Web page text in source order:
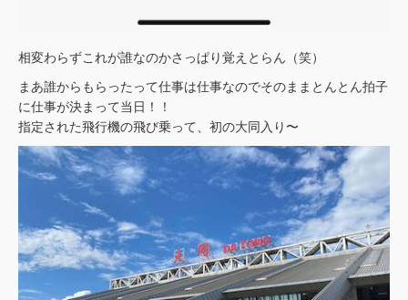
相変わらずこれが誰なのかさっぱり覚えとらん（笑）
まあ誰からもらったって仕事は仕事なのでそのままとんとん拍子
に仕事が決まって当日！！
指定された飛行機の飛び乗って、初の大同入り〜